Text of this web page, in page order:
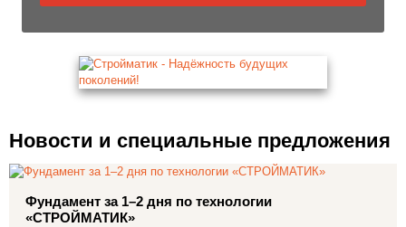
Новости и специальные предложения
Фундамент за 1–2 дня по технологии
«СТРОЙМАТИК»